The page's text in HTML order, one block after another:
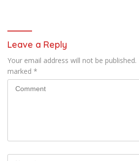
Leave a Reply
Your email address will not be published.
marked *